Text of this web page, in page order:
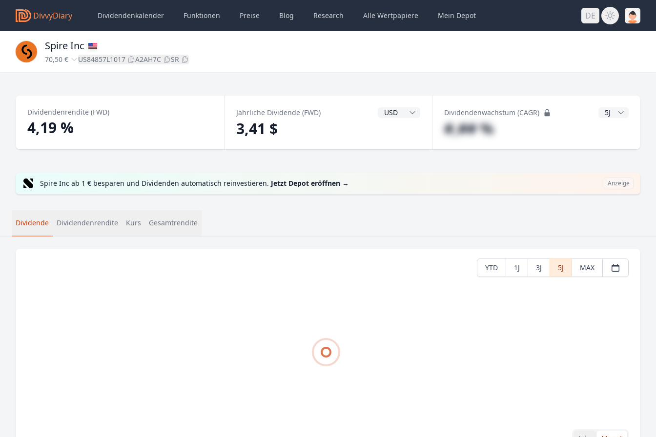
DivvyDiary Dividendenkalender Funktionen Preise Blog Research Alle Wertpapiere Mein Depot DE
Spire Inc
70,50 € US84857L1017 A2AH7C SR
Dividendenrendite (FWD)
4,19 %
Jährliche Dividende (FWD) Dividendenwährung
3,41 $
Dividendenwachstum (CAGR) CAGR Jahre
#,## %
Spire Inc ab 1 € besparen und Dividenden automatisch reinvestieren. Jetzt Depot eröffnen → Anzeige
Dividende Dividendenrendite Kurs Gesamtrendite
YTD 1J 3J 5J MAX